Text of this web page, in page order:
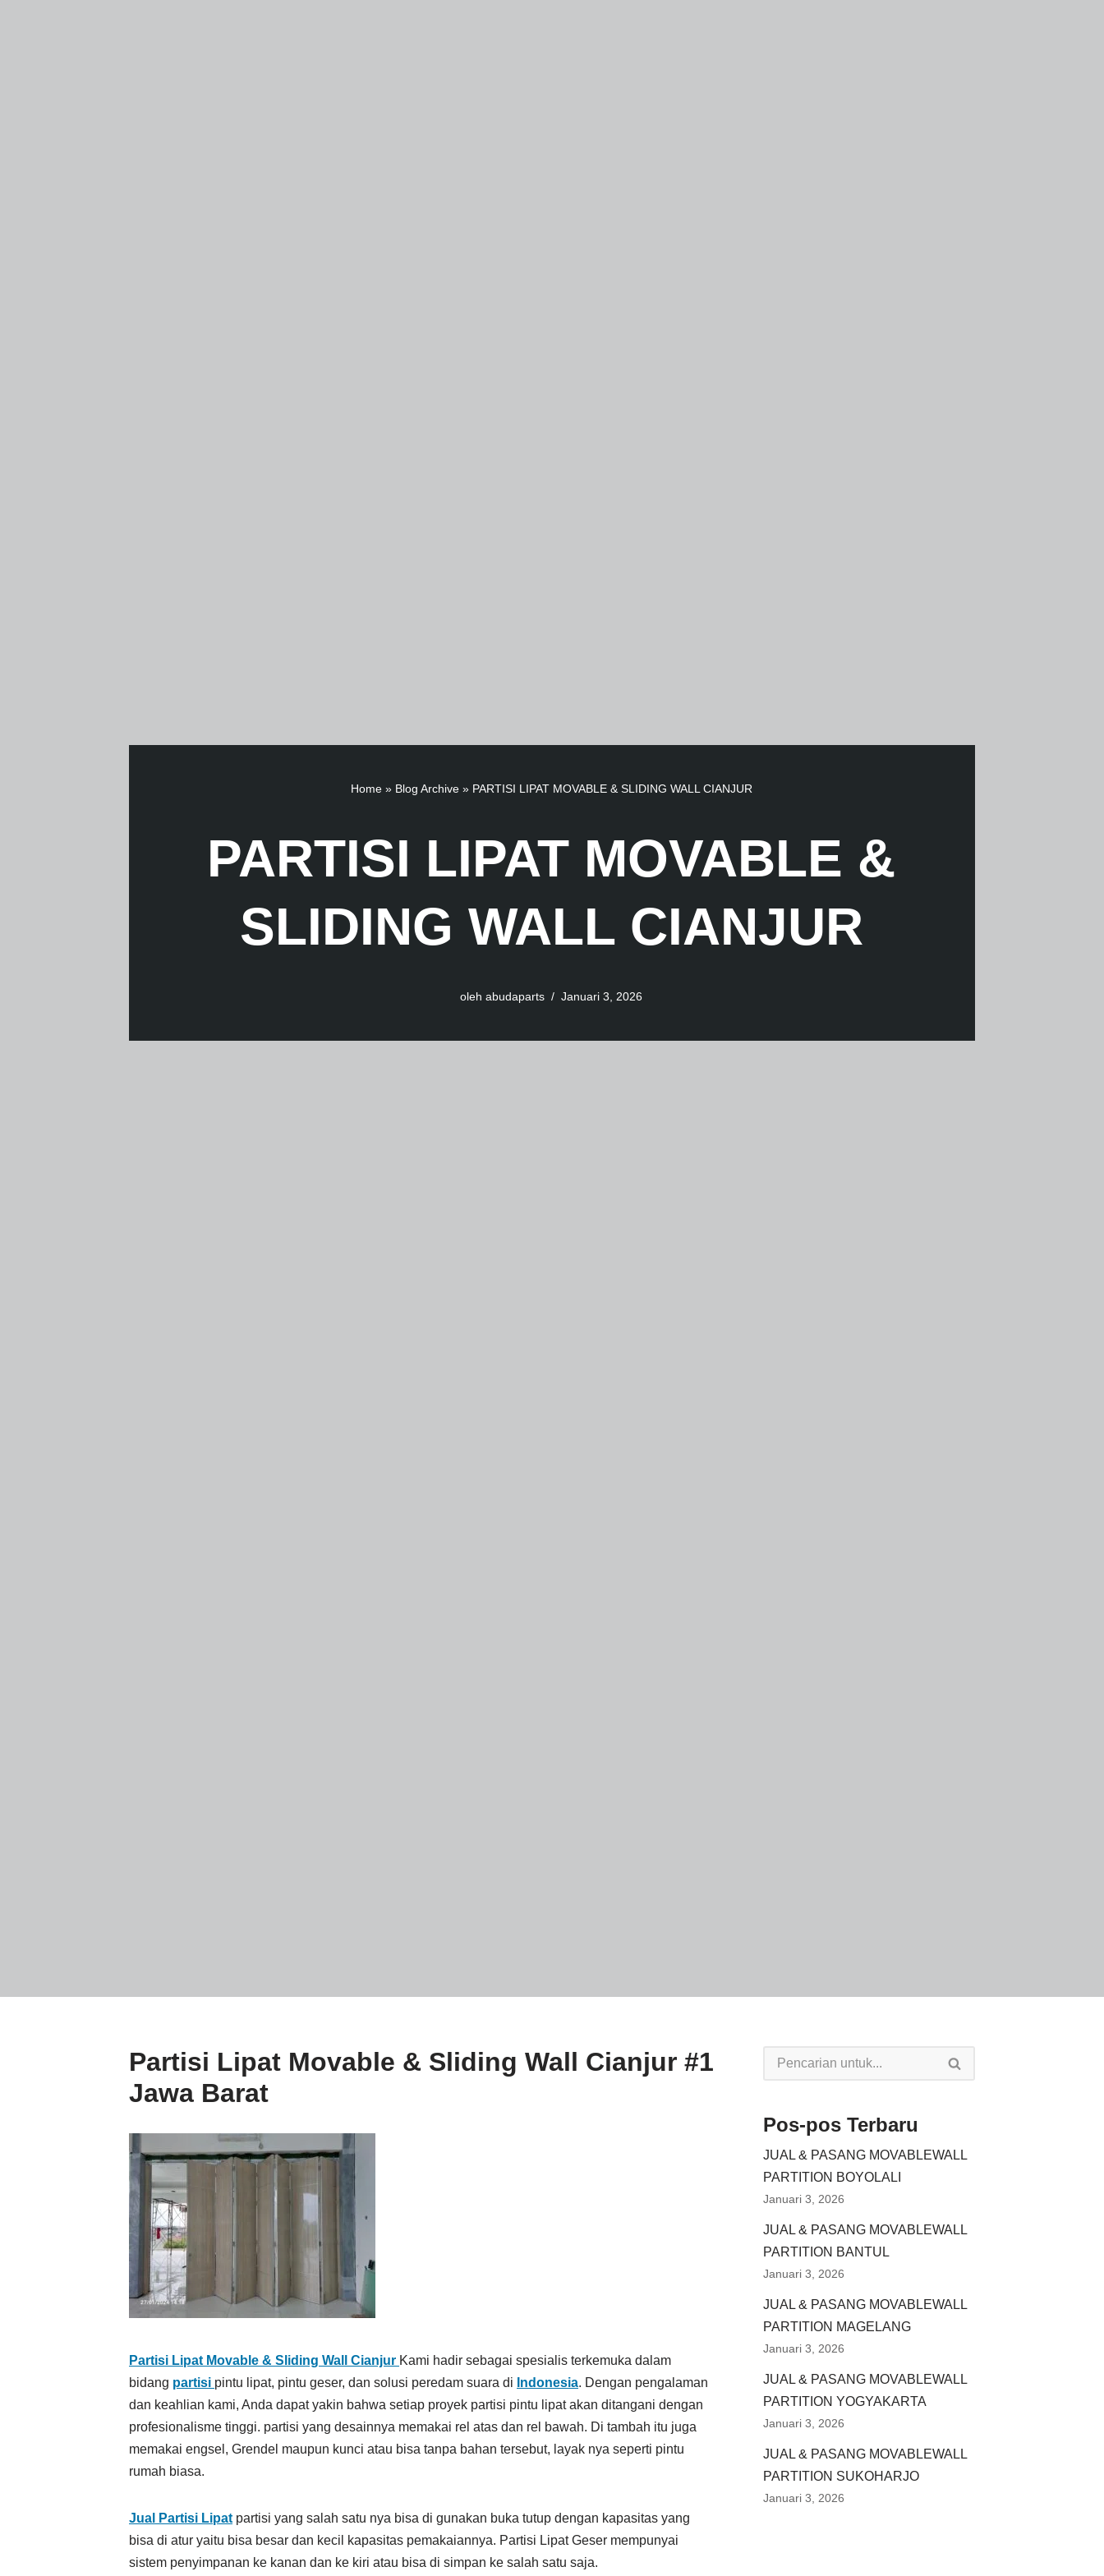
Home» Blog Archive» PARTISI LIPAT MOVABLE & SLIDING WALL CIANJUR
PARTISI LIPAT MOVABLE &
SLIDING WALL CIANJUR
oleh abudaparts Januari 3, 2026
Partisi Lipat Movable & Sliding Wall Cianjur #1
Jawa Barat
Partisi Lipat Movable & Sliding Wall Cianjur Kami hadir sebagai spesialis terkemuka dalam
bidang partisi pintu lipat, pintu geser, dan solusi peredam suara di Indonesia. Dengan pengalaman
dan keahlian kami, Anda dapat yakin bahwa setiap proyek partisi pintu lipat akan ditangani dengan
profesionalisme tinggi. partisi yang desainnya memakai rel atas dan rel bawah. Di tambah itu juga
memakai engsel, Grendel maupun kunci atau bisa tanpa bahan tersebut, layak nya seperti pintu
rumah biasa.
Jual Partisi Lipat partisi yang salah satu nya bisa di gunakan buka tutup dengan kapasitas yang
bisa di atur yaitu bisa besar dan kecil kapasitas pemakaiannya. Partisi Lipat Geser mempunyai
sistem penyimpanan ke kanan dan ke kiri atau bisa di simpan ke salah satu saja.
Pos-pos Terbaru
JUAL & PASANG MOVABLEWALL
PARTITION BOYOLALI
Januari 3, 2026
JUAL & PASANG MOVABLEWALL
PARTITION BANTUL
Januari 3, 2026
JUAL & PASANG MOVABLEWALL
PARTITION MAGELANG
Januari 3, 2026
JUAL & PASANG MOVABLEWALL
PARTITION YOGYAKARTA
Januari 3, 2026
JUAL & PASANG MOVABLEWALL
PARTITION SUKOHARJO
Januari 3, 2026